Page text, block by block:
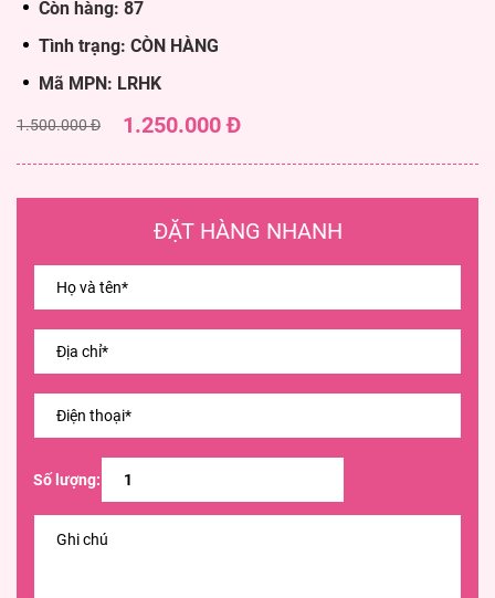
Còn hàng: 87
Tình trạng: CÒN HÀNG
Mã MPN: LRHK
1.500.000 Đ 1.250.000 Đ
ĐẶT HÀNG NHANH
Số lượng: